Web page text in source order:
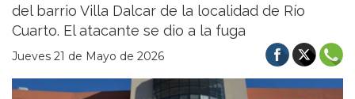
del barrio Villa Dalcar de la localidad de Río
Cuarto. El atacante se dio a la fuga
Jueves 21 de Mayo de 2026